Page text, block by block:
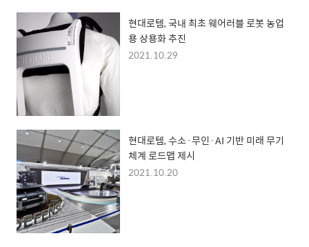
현대로템, 국내 최초 웨어러블 로봇 농업
용 상용화 추진
2021.10.29
현대로템, 수소·무인·AI 기반 미래 무기
체계 로드맵 제시
2021.10.20